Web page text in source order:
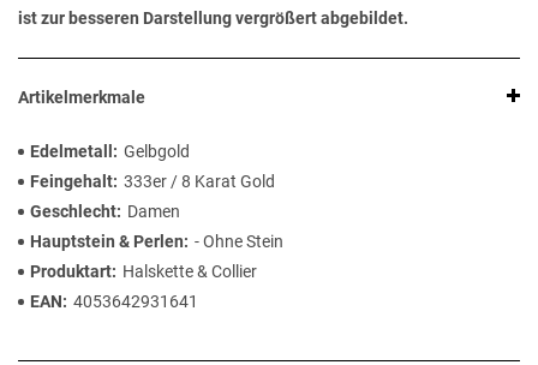
ist zur besseren Darstellung vergrößert abgebildet.
Artikelmerkmale
Edelmetall
Gelbgold
Feingehalt 333er / 8 Karat Gold
Geschlecht
Damen
Hauptstein & Perlen
- Ohne Stein
Produktart
Halskette & Collier
EAN
4053642931641